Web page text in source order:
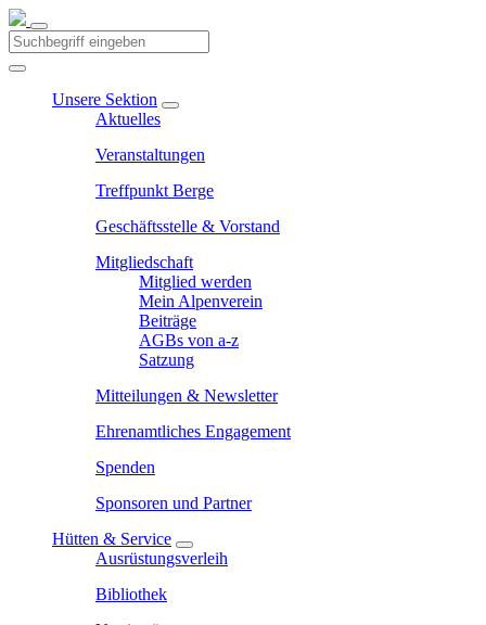
Unsere Sektion
Aktuelles
Veranstaltungen
Treffpunkt Berge
Geschäftsstelle & Vorstand
Mitgliedschaft
Mitglied werden
Mein Alpenverein
Beiträge
AGBs von a-z
Satzung
Mitteilungen & Newsletter
Ehrenamtliches Engagement
Spenden
Sponsoren und Partner
Hütten & Service
Ausrüstungsverleih
Bibliothek